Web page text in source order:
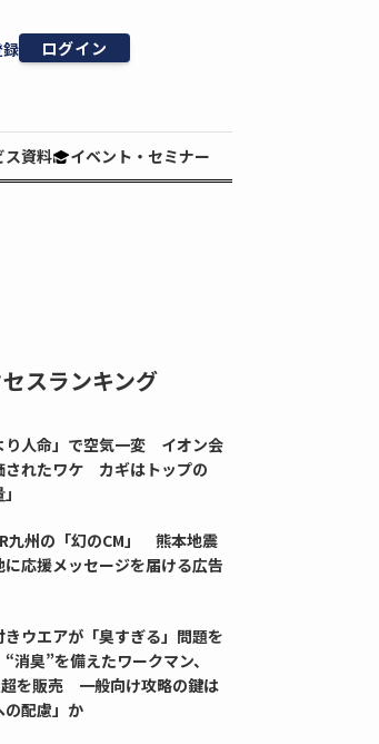
ログイン
ス資料 イベント・セミナー
スランキング
り人命」で空気一変 イオン会
されたワケ カギはトップの
九州の「幻のCM」 熊本地震
に応援メッセージを届ける広告
きウエアが「臭すぎる」問題を
臭”を備えたワークマン、
を販売 一般向け攻略の鍵は
の配慮」か